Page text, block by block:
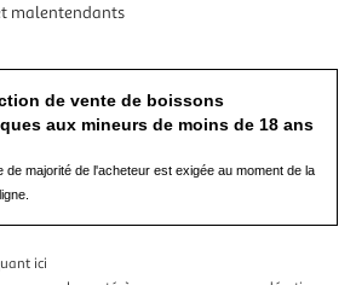
malentendants
de vente de boissons
aux mineurs de moins de 18 ans
de majorité de l'acheteur est exigée au moment de la
ici